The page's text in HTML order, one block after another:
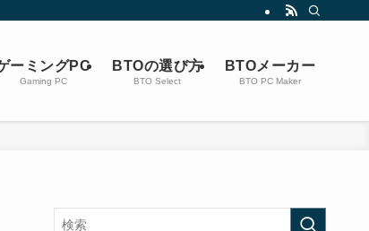
ーミングPC
Gaming PC
BTOの選び方
BTO Select
BTOメーカー
BTO PC Maker